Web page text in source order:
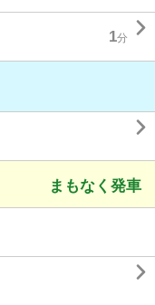
1分 

まもなく発車
